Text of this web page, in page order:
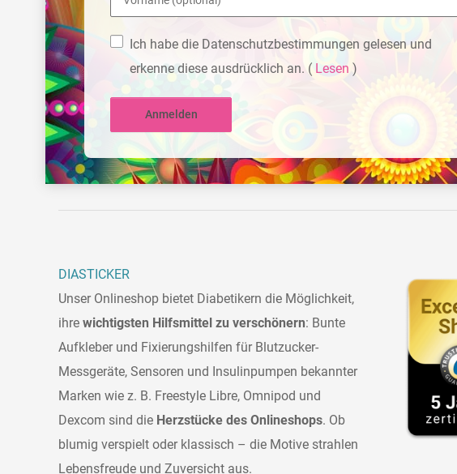
Ich habe die Datenschutzbestimmungen gelesen und
erkenne diese ausdrücklich an. ( Lesen )
Anmelden
DIASTICKER
Unser Onlineshop bietet Diabetikern die Möglichkeit,
ihre wichtigsten Hilfsmittel zu verschönern: Bunte
Aufkleber und Fixierungshilfen für Blutzucker-
Messgeräte, Sensoren und Insulinpumpen bekannter
Marken wie z. B. Freestyle Libre, Omnipod und
Dexcom sind die Herzstücke des Onlineshops. Ob
blumig verspielt oder klassisch – die Motive strahlen
Lebensfreude und Zuversicht aus.